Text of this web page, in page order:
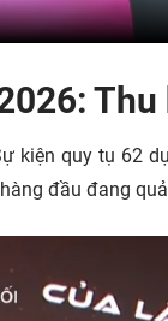
kiện quy tụ 62
đầu đang